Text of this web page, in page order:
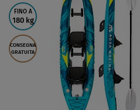
FINO A
180 kg
CONSEGNA
GRATUITA